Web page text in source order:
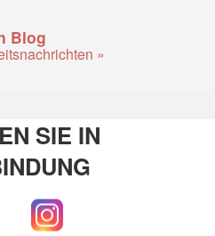
Blog
»
SIE IN